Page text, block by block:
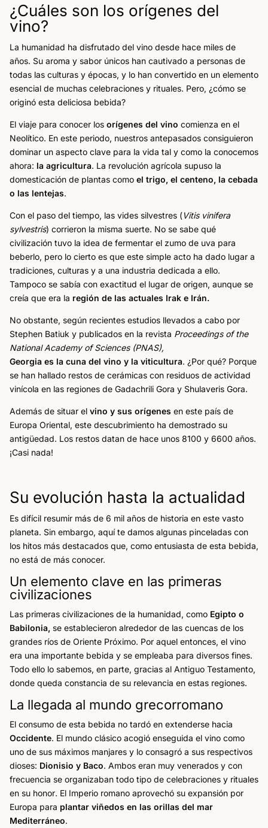
¿Cuáles son los orígenes del
vino?
La humanidad ha disfrutado del vino desde hace miles de
años. Su aroma y sabor únicos han cautivado a personas de
todas las culturas y épocas, y lo han convertido en un elemento
esencial de muchas celebraciones y rituales. Pero, ¿cómo se
originó esta deliciosa bebida?
El viaje para conocer los orígenes del vino comienza en el
Neolítico. En este periodo, nuestros antepasados consiguieron
dominar un aspecto clave para la vida tal y como la conocemos
ahora: la agricultura. La revolución agrícola supuso la
domesticación de plantas como el trigo, el centeno, la cebada
o las lentejas.
Con el paso del tiempo, las vides silvestres (Vitis vinifera
sylvestris) corrieron la misma suerte. No se sabe qué
civilización tuvo la idea de fermentar el zumo de uva para
beberlo, pero lo cierto es que este simple acto ha dado lugar a
tradiciones, culturas y a una industria dedicada a ello.
Tampoco se sabía con exactitud el lugar de origen, aunque se
creía que era la región de las actuales Irak e Irán.
No obstante, según recientes estudios llevados a cabo por
Stephen Batiuk y publicados en la revista Proceedings of the
National Academy of Sciences (PNAS),
Georgia es la cuna del vino y la viticultura. ¿Por qué? Porque
se han hallado restos de cerámicas con residuos de actividad
vinícola en las regiones de Gadachrili Gora y Shulaveris Gora.
Además de situar el vino y sus orígenes en este país de
Europa Oriental, este descubrimiento ha demostrado su
antigüedad. Los restos datan de hace unos 8100 y 6600 años.
¡Casi nada!
Su evolución hasta la actualidad
Es difícil resumir más de 6 mil años de historia en este vasto
planeta. Sin embargo, aquí te damos algunas pinceladas con
los hitos más destacados que, como entusiasta de esta bebida,
no está de más conocer.
Un elemento clave en las primeras
civilizaciones
Las primeras civilizaciones de la humanidad, como Egipto o
Babilonia, se establecieron alrededor de las cuencas de los
grandes ríos de Oriente Próximo. Por aquel entonces, el vino
era una importante bebida y se empleaba para diversos fines.
Todo ello lo sabemos, en parte, gracias al Antiguo Testamento,
donde queda constancia de su relevancia en estas regiones.
La llegada al mundo grecorromano
El consumo de esta bebida no tardó en extenderse hacia
Occidente. El mundo clásico acogió enseguida el vino como
uno de sus máximos manjares y lo consagró a sus respectivos
dioses: Dionisio y Baco. Ambos eran muy venerados y con
frecuencia se organizaban todo tipo de celebraciones y rituales
en su honor. El Imperio romano aprovechó su expansión por
Europa para plantar viñedos en las orillas del mar
Mediterráneo.